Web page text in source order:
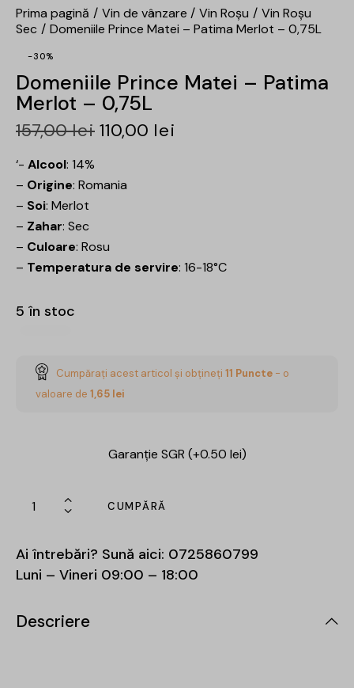
Prima pagină Vin de vânzare Vin Roșu
Vin Roșu
Sec
Domeniile Prince Matei – Patima Merlot – 0,75L
-30%
Domeniile Prince Matei – Patima
Merlot – 0,75L
157,00lei 110,00 lei
‘- Alcool: 14%
– Origine: Romania
– Soi: Merlot
– Zahar: Sec
– Culoare: Rosu
– Temperatura de servire: 16-18°C
5 în stoc
Cumpărați acest articol și obțineți 11 Puncte - o
valoare de 1,65 lei
Garanție SGR (+0.50 lei)
CUMPĂRĂ
Ai întrebări? Sună aici: 0725860799
Luni – Vineri 09:00 – 18:00
Descriere